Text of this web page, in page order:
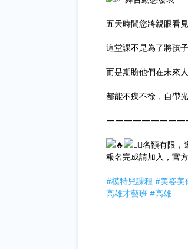
五天時間您將親眼看
這堂課不是為了將孩
而是期盼他們在未來
都能不疾不徐，自帶光
名額有限，
報名完成請加入，官
#模特兒課程 #美姿美
高雄才藝班 #高雄